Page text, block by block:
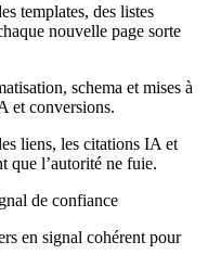
templates, des listes
nouvelle page sorte
schema et mises à
et conversions.
liens, les citations IA et
que l’autorité ne fuie.
de confiance
en signal cohérent pour